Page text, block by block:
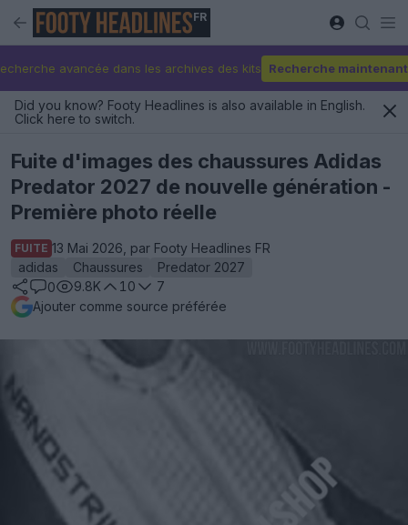
FR
avancée dans les archives des kits Recherche maintenant
Did you know? Footy Headlines is also available in English.
Click here to switch.
Fuite d'images des chaussures Adidas
Predator 2027 de nouvelle génération -
Première photo réelle
FUITE 13 Mai 2026, par Footy Headlines FR
adidas
Chaussures
Predator 2027
0
9.8K 10
7
Ajouter comme source préférée